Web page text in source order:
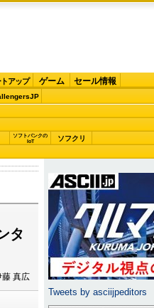
アップ ゲーム セール情報
ソフトバンクの
IoT
ソフクリ
タ
藤 真広
Tweets by asciijpeditors